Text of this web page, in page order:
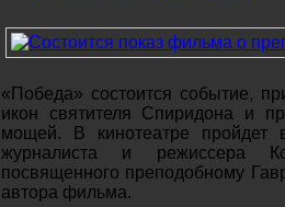
«Победа» состоится событие,
икон святителя Спиридона и
мощей. В кинотеатре пройдет
журналиста и режиссера
посвященного преподобному
автора фильма.